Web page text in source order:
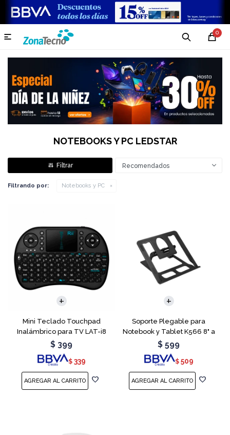
0

NOTEBOOKS Y PC LEDSTAR
Recomendados
Filtrando por: Notebooks y PC
Mini Teclado Touchpad
Inalámbrico para TV LAT-i8
$ 399
$ 339
Soporte Plegable para
Notebook y Tablet K566 8" a
15.6"
$ 599
$ 509